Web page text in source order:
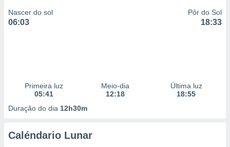
Nascer do sol
06:03
Pôr do Sol
18:33
Primeira luz
05:41
Meio-dia
12:18
Última luz
18:55
Duração do dia 12h30m
Caléndario Lunar